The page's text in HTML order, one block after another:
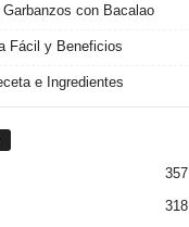
con Bacalao
Fácil y Beneficios
e Ingredientes
357
318